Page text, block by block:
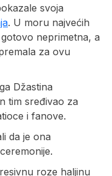
svoja
. U moru najvećih
neprimetna, a
za ovu
Džastina
tim sređivao za
i fanove.
da je ona
roze haljinu